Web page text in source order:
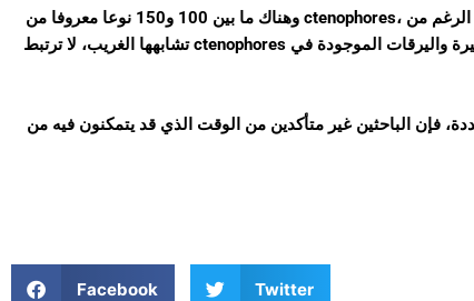
وهناك ما بين 100 و150 نوعا معروفا من ctenophores، ويعرف أيضا باسم الهلام، أو عنب الثعلب البحري، أو جوز البحر. وعلى الرغم من
تشابهها الغريب، لا ترتبط ctenophores بقنديل البحر، رغم أنها آكلة للحوم، تتغذى على مفصليات الأرجل الصغيرة واليرقات الموجودة في
فإن الباحثين غير متأكدين من الوقت الذي قد يتمكنون فيه من
Facebook Twitter